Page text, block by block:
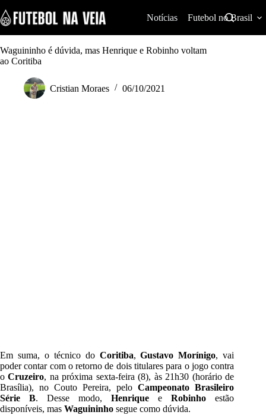
k
i
p
t
o
Notícias Futebol no Brasil
Waguininho é dúvida, mas Henrique e Robinho voltam
ao Coritiba
Cristian Moraes 06/10/2021
Em suma, o técnico doCoritiba,Gustavo Morínigo, vai
poder contar com o retorno de dois titulares para o jogo contra
oCruzeiro, na próxima sexta-feira (8), às 21h30 (horário de
Brasília), no Couto Pereira, peloCampeonato Brasileiro
Série B. Desse modo,Henrique eRobinho estão
disponíveis, mas Waguininho segue como dúvida.